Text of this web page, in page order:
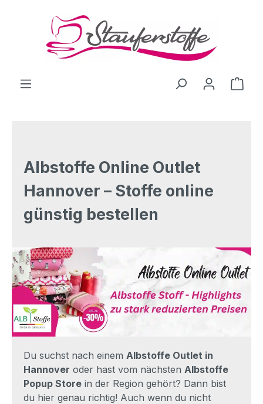
Zum Hauptinhalt springen
Albstoffe Online Outlet
Hannover – Stoffe online
günstig bestellen
Du suchst nach einem Albstoffe Outlet in
Hannover oder hast vom nächsten Albstoffe
Popup Store in der Region gehört? Dann bist
du hier genau richtig! Auch wenn du nicht